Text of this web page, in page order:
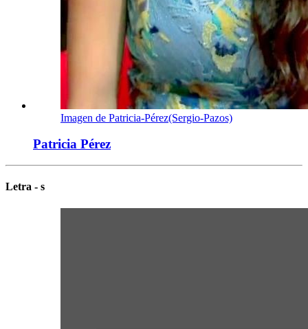
Imagen de Patricia-Pérez(Sergio-Pazos)
Patricia Pérez
Letra - s